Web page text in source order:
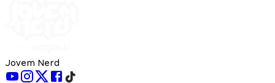
Jovem Nerd